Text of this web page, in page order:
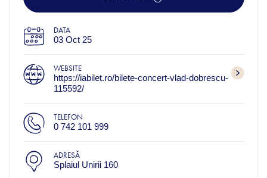
DATA
03 Oct 25
WEBSITE
https://iabilet.ro/bilete-concert-vlad-dobrescu-
115592/
TELEFON
0 742 101 999
ADRESĂ
Splaiul Unirii 160